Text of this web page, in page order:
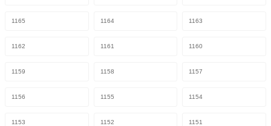
1165 1164 1163
1162 1161 1160
1159 1158 1157
1156 1155 1154
1153 1152 1151